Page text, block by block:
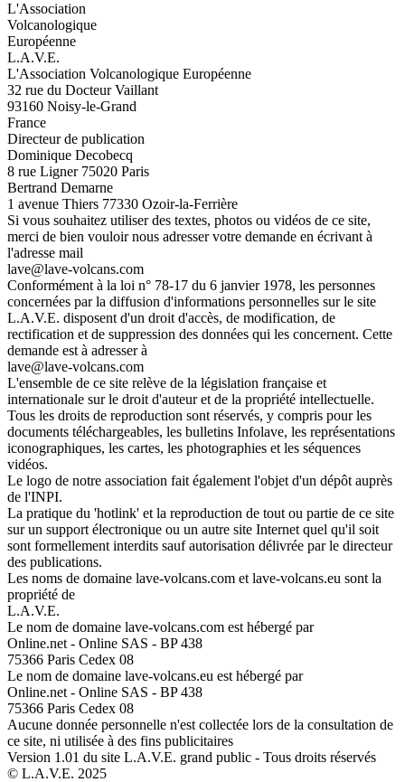
L'Association
Volcanologique
Européenne
L.A.V.E.
L'Association Volcanologique Européenne
32 rue du Docteur Vaillant
93160 Noisy-le-Grand
France
Directeur de publication
Dominique Decobecq
8 rue Ligner 75020 Paris
Bertrand Demarne
1 avenue Thiers 77330 Ozoir-la-Ferrière
Si vous souhaitez utiliser des textes, photos ou vidéos de ce site,
merci de bien vouloir nous adresser votre demande en écrivant à
l'adresse mail
lave@lave-volcans.com
Conformément à la loi n° 78-17 du 6 janvier 1978, les personnes
concernées par la diffusion d'informations personnelles sur le site
L.A.V.E. disposent d'un droit d'accès, de modification, de
rectification et de suppression des données qui les concernent. Cette
demande est à adresser à
lave@lave-volcans.com
L'ensemble de ce site relève de la législation française et
internationale sur le droit d'auteur et de la propriété intellectuelle.
Tous les droits de reproduction sont réservés, y compris pour les
documents téléchargeables, les bulletins Infolave, les représentations
iconographiques, les cartes, les photographies et les séquences
vidéos.
Le logo de notre association fait également l'objet d'un dépôt auprès
de l'INPI.
La pratique du 'hotlink' et la reproduction de tout ou partie de ce site
sur un support électronique ou un autre site Internet quel qu'il soit
sont formellement interdits sauf autorisation délivrée par le directeur
des publications.
Les noms de domaine lave-volcans.com et lave-volcans.eu sont la
propriété de
L.A.V.E.
Le nom de domaine lave-volcans.com est hébergé par
Online.net - Online SAS - BP 438
75366 Paris Cedex 08
Le nom de domaine lave-volcans.eu est hébergé par
Online.net - Online SAS - BP 438
75366 Paris Cedex 08
Aucune donnée personnelle n'est collectée lors de la consultation de
ce site, ni utilisée à des fins publicitaires
Version 1.01 du site L.A.V.E. grand public - Tous droits réservés
© L.A.V.E. 2025